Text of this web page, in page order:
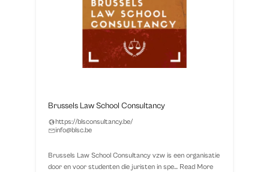
Brussels Law School Consultancy
https://blsconsultancy.be/
info@blsc.be
Brussels Law School Consultancy vzw is een organisatie
door en voor studenten die juristen in spe…Read More